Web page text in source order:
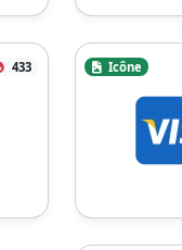
433 Icône